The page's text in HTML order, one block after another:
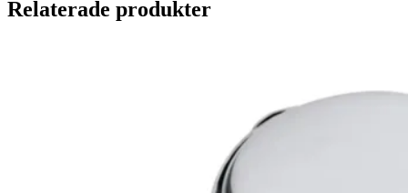
Relaterade produkter